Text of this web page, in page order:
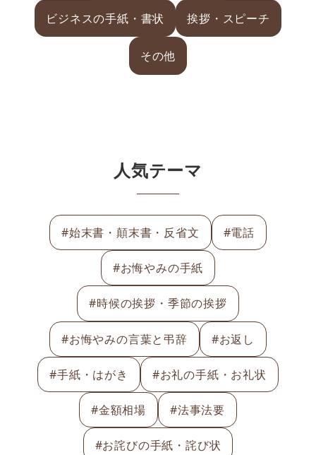
ビジネスの手紙・書状 挨拶・スピーチ
その他
人気テーマ
#始末書・顛末書・反省文 #電話
#お悔やみの手紙
#時候の挨拶・季節の挨拶
#お悔やみの言葉と弔辞 #お返し
#手紙・はがき #お礼の手紙・お礼状
#金額相場 #法事法要
#お詫びの手紙・詫び状